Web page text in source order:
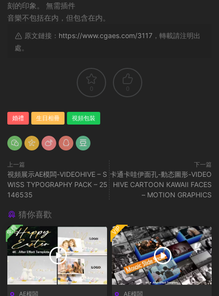
刻的印象。 無需插件
音樂不包括在内，但包含在内。
原文鏈接： https://www.cgaes.com/3117 ，轉載請注明出
處。
0 0
婚禮 生日相冊 視頻包裝
上一篇
視頻展示AE模闆-VIDEOHIVE – S
WISS TYPOGRAPHY PACK – 25
146535
下一篇
卡通卡哇伊面孔-動态圖形-VIDEO
HIVE CARTOON KAWAII FACES
– MOTION GRAPHICS
猜你喜歡
AE模闆
免費
AE模闆
VIP